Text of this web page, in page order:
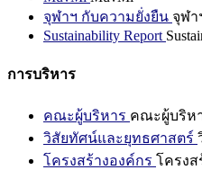
จุฬาฯ กับความยั่งยืน จุฬา
Sustainability Report
การบริหาร
คณะผู้บริหาร คณะผู้บริห
วิสัยทัศน์และยุทธศาสตร์
โครงสร้างองค์กร โครงส